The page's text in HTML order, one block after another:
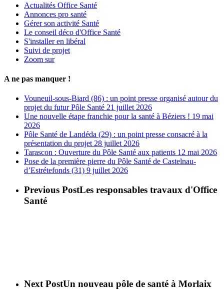
Actualités Office Santé
Annonces pro santé
Gérer son activité Santé
Le conseil déco d'Office Santé
S'installer en libéral
Suivi de projet
Zoom sur
A ne pas manquer !
Vouneuil-sous-Biard (86) : un point presse organisé autour du
projet du futur Pôle Santé 21 juillet 2026
Une nouvelle étape franchie pour la santé à Béziers ! 19 mai
2026
Pôle Santé de Landéda (29) : un point presse consacré à la
présentation du projet 28 juillet 2026
Tarascon : Ouverture du Pôle Santé aux patients 12 mai 2026
Pose de la première pierre du Pôle Santé de Castelnau-
d’Estrétefonds (31) 9 juillet 2026
Previous PostLes responsables travaux d'Office
Santé
Next PostUn nouveau pôle de santé à Morlaix